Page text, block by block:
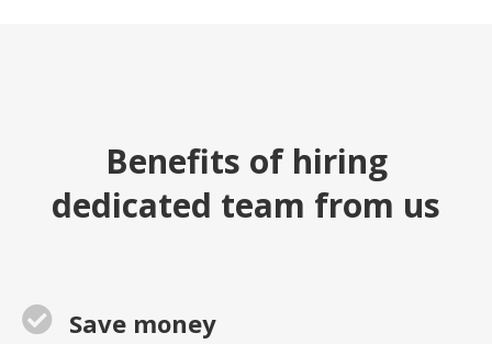
Benefits of hiring
dedicated team from us
Save money